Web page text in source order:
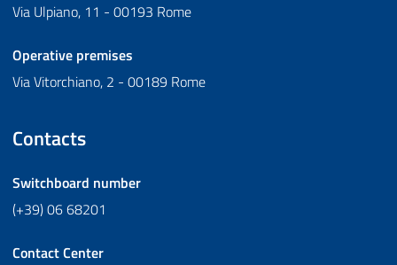
Via Ulpiano, 11 - 00193 Rome
Operative premises
Via Vitorchiano, 2 - 00189 Rome
Contacts
Switchboard number
(+39) 06 68201
Contact Center